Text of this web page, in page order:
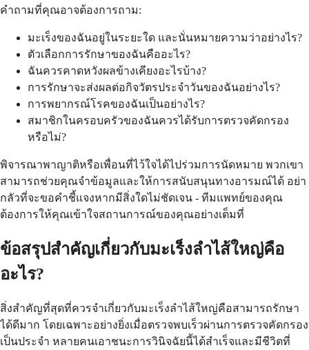
คำถามที่คุณอาจต้องการถาม:
มะเร็งของฉันอยู่ในระยะใด และนั่นหมายความว่าอย่างไร?
ตัวเลือกการรักษาของฉันคืออะไร?
ฉันควรคาดหวังผลข้างเคียงอะไรบ้าง?
การรักษาจะส่งผลต่อกิจวัตรประจำวันของฉันอย่างไร?
การพยากรณ์โรคของฉันเป็นอย่างไร?
สมาชิกในครอบครัวของฉันควรได้รับการตรวจคัดกรอง
หรือไม่?
พิจารณาพาญาติหรือเพื่อนที่ไว้ใจได้ไปร่วมการนัดหมาย พวกเขา
สามารถช่วยคุณจำข้อมูลและให้การสนับสนุนทางอารมณ์ได้ อย่า
กลัวที่จะขอคำชี้แจงหากมีสิ่งใดไม่ชัดเจน - ทีมแพทย์ของคุณ
ต้องการให้คุณเข้าใจสถานการณ์ของคุณอย่างเต็มที่
ข้อสรุปสำคัญเกี่ยวกับมะเร็งลำไส้ใหญ่คือ
อะไร?
สิ่งสำคัญที่สุดที่ควรจำเกี่ยวกับมะเร็งลำไส้ใหญ่คือสามารถรักษา
ได้ดีมาก โดยเฉพาะอย่างยิ่งเมื่อตรวจพบเร็วผ่านการตรวจคัดกรอง
เป็นประจำ หลายคนเอาชนะการวินิจฉัยนี้ได้สำเร็จและมีชีวิตที่